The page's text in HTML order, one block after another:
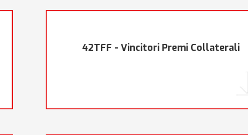
42TFF - Vincitori Premi Collaterali